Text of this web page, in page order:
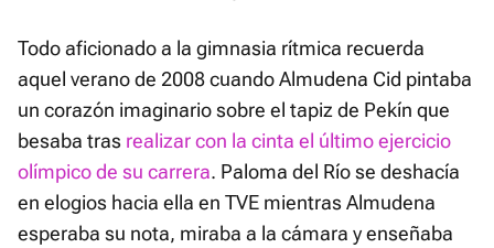
Todo aficionado a la gimnasia rítmica recuerda
aquel verano de 2008 cuando Almudena Cid pintaba
un corazón imaginario sobre el tapiz de Pekín que
besaba tras realizar con la cinta el último ejercicio
olímpico de su carrera. Paloma del Río se deshacía
en elogios hacia ella en TVE mientras Almudena
esperaba su nota, miraba a la cámara y enseñaba